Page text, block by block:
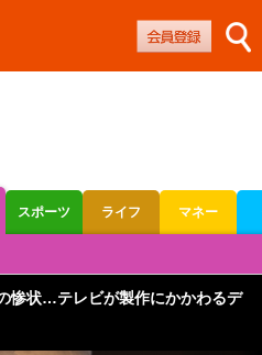
スポーツ ライフ マネー
惨状…テレビが製作にかかわるデ